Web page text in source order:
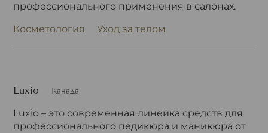
профессионального применения в салонах.
Косметология
Уход за телом
Luxio Канада
Luxio – это современная линейка средств для
профессионального педикюра и маникюра от